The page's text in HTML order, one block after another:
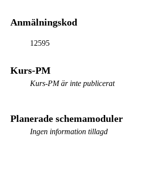
Anmälningskod
12595
Kurs-PM
Kurs-PM är inte publicerat
Planerade schemamoduler
Ingen information tillagd